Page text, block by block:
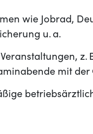
wie Jobrad,
u. a.
z.
mit der